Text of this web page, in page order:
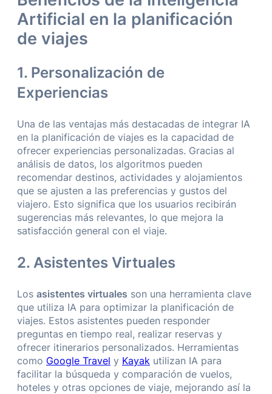
Artificial en la planificación
de viajes
1. Personalización de
Experiencias
Una de las ventajas más destacadas de integrar IA
en la planificación de viajes es la capacidad de
ofrecer experiencias personalizadas. Gracias al
análisis de datos, los algoritmos pueden
recomendar destinos, actividades y alojamientos
que se ajusten a las preferencias y gustos del
viajero. Esto significa que los usuarios recibirán
sugerencias más relevantes, lo que mejora la
satisfacción general con el viaje.
2. Asistentes Virtuales
Los asistentes virtuales son una herramienta clave
que utiliza IA para optimizar la planificación de
viajes. Estos asistentes pueden responder
preguntas en tiempo real, realizar reservas y
ofrecer itinerarios personalizados. Herramientas
como Google Travel y Kayak utilizan IA para
facilitar la búsqueda y comparación de vuelos,
hoteles y otras opciones de viaje, mejorando así la